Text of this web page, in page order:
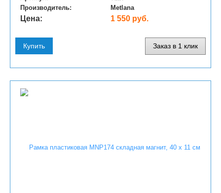
Производитель:
Metlana
Цена: 1 550 руб.
Купить Заказ в 1 клик